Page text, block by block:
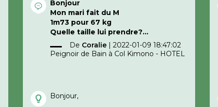
Bonjour
Mon mari fait du M
1m73 pour 67 kg
Quelle taille lui prendre?
Merci d’avance
De Coralie | 2022-01-09 18:47:02
Peignoir de Bain à Col Kimono - HOTEL
Bonjour,